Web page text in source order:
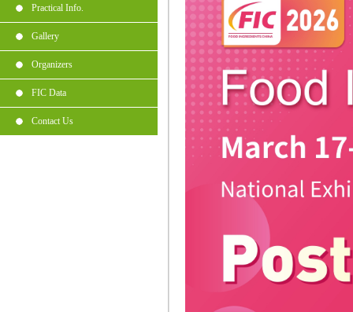
Practical Info.
Gallery
Organizers
FIC Data
Contact Us